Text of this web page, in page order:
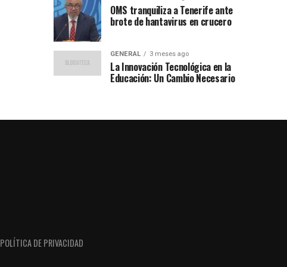
OMS tranquiliza a Tenerife ante
brote de hantavirus en crucero
GENERAL 3 meses ago
La Innovación Tecnológica en la
Educación: Un Cambio Necesario
POLÍTICA DE PRIVACIDAD